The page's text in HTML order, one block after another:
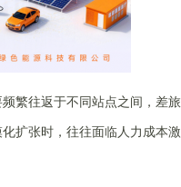
繁往返于不同站点之间，差旅
扩张时，往往面临人力成本激